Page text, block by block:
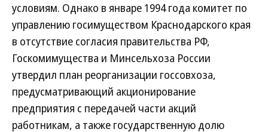
условиям. Однако в январе 1994 года комитет по
управлению госимуществом Краснодарского края
в отсутствие согласия правительства РФ,
Госкомимущества и Минсельхоза России
утвердил план реорганизации госсовхоза,
предусматривающий акционирование
предприятия с передачей части акций
работникам, а также государственную долю